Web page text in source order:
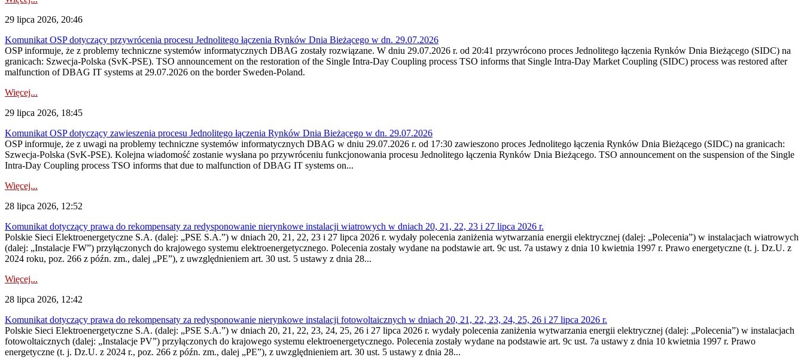
29 lipca 2026, 20:46
Komunikat OSP dotyczący przywrócenia procesu Jednolitego łączenia Rynków Dnia Bieżącego w dn. 29.07.2026
OSP informuje, że z problemy techniczne systemów informatycznych DBAG zostały rozwiązane. W dniu 29.07.2026 r. od 20:41 przywrócono proces Jednolitego łączenia Rynków Dnia Bieżącego (SIDC) na
granicach: Szwecja-Polska (SvK-PSE). TSO announcement on the restoration of the Single Intra-Day Coupling process TSO informs that Single Intra-Day Market Coupling (SIDC) process was restored after
malfunction of DBAG IT systems at 29.07.2026 on the border Sweden-Poland.
Więcej...
29 lipca 2026, 18:45
Komunikat OSP dotyczący zawieszenia procesu Jednolitego łączenia Rynków Dnia Bieżącego w dn. 29.07.2026
OSP informuje, że z uwagi na problemy techniczne systemów informatycznych DBAG w dniu 29.07.2026 r. od 17:30 zawieszono proces Jednolitego łączenia Rynków Dnia Bieżącego (SIDC) na granicach:
Szwecja-Polska (SvK-PSE). Kolejna wiadomość zostanie wysłana po przywróceniu funkcjonowania procesu Jednolitego łączenia Rynków Dnia Bieżącego. TSO announcement on the suspension of the Single
Intra-Day Coupling process TSO informs that due to malfunction of DBAG IT systems on...
Więcej...
28 lipca 2026, 12:52
Komunikat dotyczący prawa do rekompensaty za redysponowanie nierynkowe instalacji wiatrowych w dniach 20, 21, 22, 23 i 27 lipca 2026 r.
Polskie Sieci Elektroenergetyczne S.A. (dalej: „PSE S.A.”) w dniach 20, 21, 22, 23 i 27 lipca 2026 r. wydały polecenia zaniżenia wytwarzania energii elektrycznej (dalej: „Polecenia”) w instalacjach wiatrowych
(dalej: „Instalacje FW”) przyłączonych do krajowego systemu elektroenergetycznego. Polecenia zostały wydane na podstawie art. 9c ust. 7a ustawy z dnia 10 kwietnia 1997 r. Prawo energetyczne (t. j. Dz.U. z
2024 roku, poz. 266 z późn. zm., dalej „PE”), z uwzględnieniem art. 30 ust. 5 ustawy z dnia 28...
Więcej...
28 lipca 2026, 12:42
Komunikat dotyczący prawa do rekompensaty za redysponowanie nierynkowe instalacji fotowoltaicznych w dniach 20, 21, 22, 23, 24, 25, 26 i 27 lipca 2026 r.
Polskie Sieci Elektroenergetyczne S.A. (dalej: „PSE S.A.”) w dniach 20, 21, 22, 23, 24, 25, 26 i 27 lipca 2026 r. wydały polecenia zaniżenia wytwarzania energii elektrycznej (dalej: „Polecenia”) w instalacjach
fotowoltaicznych (dalej: „Instalacje PV”) przyłączonych do krajowego systemu elektroenergetycznego. Polecenia zostały wydane na podstawie art. 9c ust. 7a ustawy z dnia 10 kwietnia 1997 r. Prawo
energetyczne (t. j. Dz.U. z 2024 r., poz. 266 z późn. zm., dalej „PE”), z uwzględnieniem art. 30 ust. 5 ustawy z dnia 28...